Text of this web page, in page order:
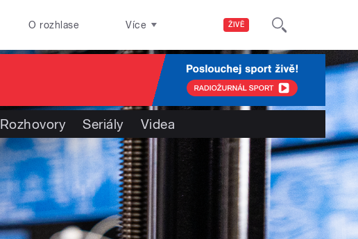
ŽIVĚ
O rozhlase Více
Rozhovory Seriály Videa